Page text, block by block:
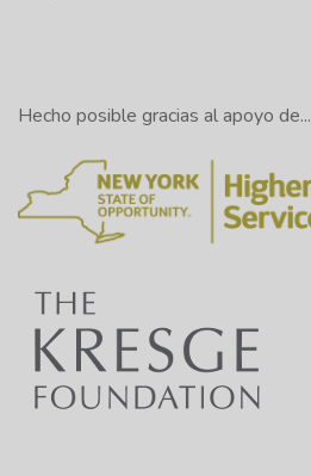
Hecho posible gracias al apoyo de...